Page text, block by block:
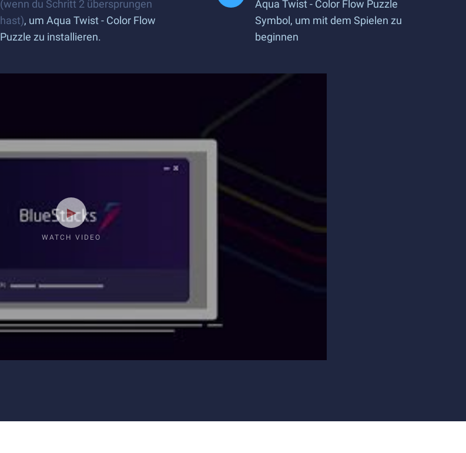
(wenn du Schritt 2 übersprungen
hast), um Aqua Twist - Color Flow
Puzzle zu installieren.
Aqua Twist - Color Flow Puzzle
Symbol, um mit dem Spielen zu
beginnen
WATCH VIDEO